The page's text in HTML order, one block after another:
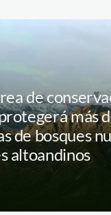
de
más
de bosques
altoandinos